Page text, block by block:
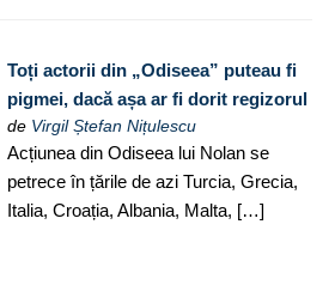
Toți actorii din „Odiseea” puteau fi
pigmei, dacă așa ar fi dorit regizorul
de Virgil Ștefan Nițulescu
Acțiunea din Odiseea lui Nolan se
petrece în țările de azi Turcia, Grecia,
Italia, Croația, Albania, Malta, […]